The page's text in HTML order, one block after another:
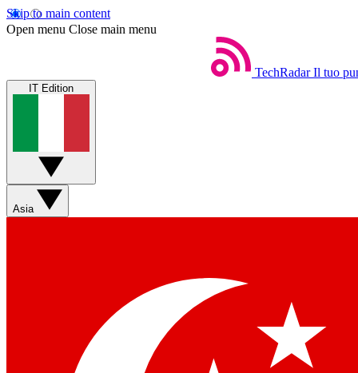
Skip to main content
Open menu Close main menu
TechRadar Il tuo
IT Edition
Asia